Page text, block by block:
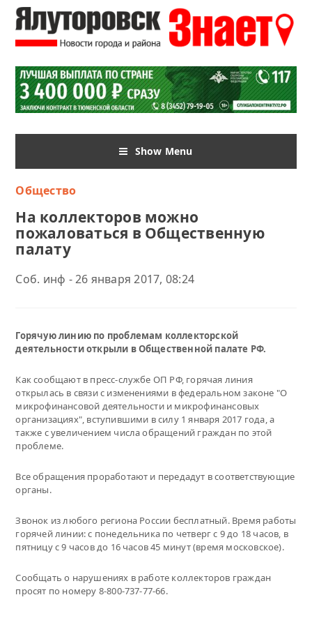
Show Menu
Общество
На коллекторов можно
пожаловаться в Общественную
палату
Соб. инф - 26 января 2017, 08:24
Горячую линию по проблемам коллекторской
деятельности открыли в Общественной палате РФ.
Как сообщают в пресс-службе ОП РФ, горячая линия
открылась в связи с изменениями в федеральном законе "О
микрофинансовой деятельности и микрофинансовых
организациях", вступившими в силу 1 января 2017 года, а
также с увеличением числа обращений граждан по этой
проблеме.
Все обращения проработают и передадут в соответствующие
органы.
Звонок из любого региона России бесплатный. Время работы
горячей линии: с понедельника по четверг с 9 до 18 часов, в
пятницу с 9 часов до 16 часов 45 минут (время московское).
Сообщать о нарушениях в работе коллекторов граждан
просят по номеру 8-800-737-77-66.